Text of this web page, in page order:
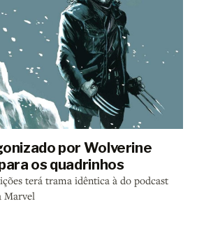
por Wolverine
os quadrinhos
terá trama idêntica à do podcast
Marvel